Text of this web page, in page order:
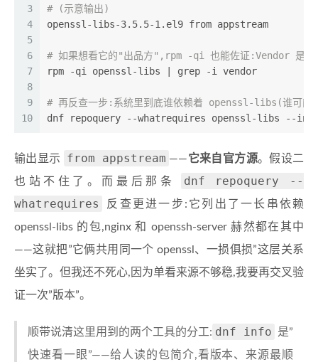
3
4
5
6
7
8
9
10
# (示意输出)
openssl-libs-3.5.5-1.el9 from appstream
# 如果想看它的"出品方",rpm -qi 也能佐证:Vendor 是
rpm -qi openssl-libs | grep -i vendor
# 再反查一步:系统里到底谁依赖着 openssl-libs(谁可能
dnf repoquery --whatrequires openssl-libs --
输出显示 from appstream ——它来自官方源。假设二
也站不住了。而最后那条
dnf repoquery --
whatrequires
反查更进一步:它列出了一长串依赖
openssl-libs 的包,nginx 和 openssh-server 赫然都在其中
——这就把”它俩共用同一个 openssl、一损俱损”这层关系
坐实了。但我还不死心,因为单看来源不够稳,我要再交叉验
证一次”版本”。
顺带说清这里用到的两个工具的分工: dnf info
是”
快速看一眼”——给人读的包简介,看版本、来源最顺